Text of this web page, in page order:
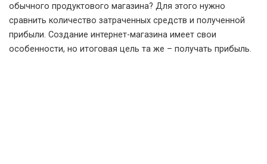
обычного продуктового магазина? Для этого нужно
сравнить количество затраченных средств и полученной
прибыли. Создание интернет-магазина имеет свои
особенности, но итоговая цель та же – получать прибыль.